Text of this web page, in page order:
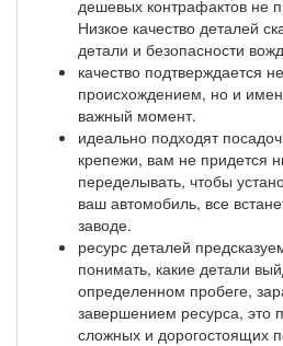
дешевых контрафактов не
Низкое качество деталей
детали и безопасности
качество подтверждается
происхождением, но и
важный момент.
идеально подходят
крепежи, вам не придется
переделывать, чтобы
ваш автомобиль, все
заводе.
ресурс деталей
понимать, какие детали
определенном пробеге,
завершением ресурса, это
сложных и дорогостоящих